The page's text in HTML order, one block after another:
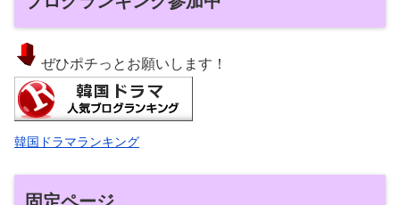
ぜひポチっとお願いします！
韓国ドラマランキング
固定ページ